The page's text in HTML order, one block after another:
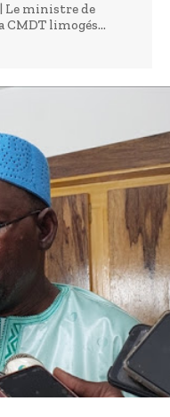
Le ministre de
CMDT limogés...